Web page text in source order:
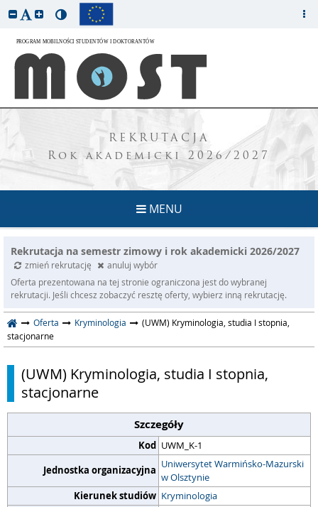
REKRUTACJA
Rok akademicki 2026/2027
MENU
Rekrutacja na semestr zimowy i rok akademicki 2026/2027
zmień rekrutację
anuluj wybór
Oferta prezentowana na tej stronie ograniczona jest do wybranej
rekrutacji. Jeśli chcesz zobaczyć resztę oferty, wybierz inną rekrutację.
Oferta Kryminologia
(UWM) Kryminologia, studia I stopnia,
stacjonarne
(UWM) Kryminologia, studia I stopnia,
stacjonarne
Szczegóły
Kod UWM_K-1
Jednostka organizacyjna Uniwersytet Warmińsko-Mazurski
w Olsztynie
Kierunek studiów Kryminologia